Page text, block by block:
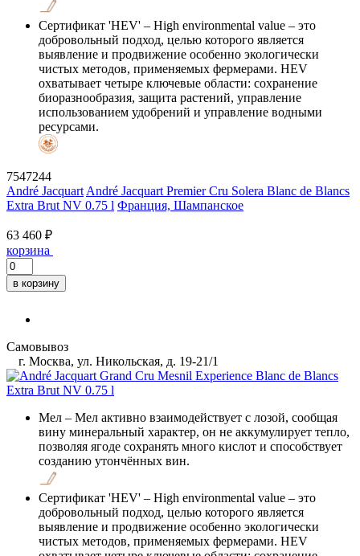
Сертификат 'HEV' – High environmental value – это
добровольный подход, целью которого является
выявление и продвижение особенно экологически
чистых методов, применяемых фермерами. HEV
охватывает четыре ключевые области: сохранение
биоразнообразия, защита растений, управление
использованием удобрений и управление водными
ресурсами.
7547244
André Jacquart André Jacquart Premier Cru Solera Blanc de Blancs
Extra Brut NV 0.75 l Франция, Шампанское
63 460 ₽
корзина
в корзину
Самовывоз
г. Москва, ул. Никольская, д. 19-21/1
Мел – Мел активно взаимодействует с лозой, сообщая
вину минеральный характер, он не аккумулирует тепло,
позволяя ягоде сохранять много кислот и способствует
созданию утончённых вин.
Сертификат 'HEV' – High environmental value – это
добровольный подход, целью которого является
выявление и продвижение особенно экологически
чистых методов, применяемых фермерами. HEV